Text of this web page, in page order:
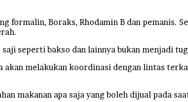
Boraks, Rhodamin B dan pemanis.
seperti bakso dan lainnya bukan menjadi
akan melakukan koordinasi dengan lintas
makanan apa saja yang boleh dijual pada